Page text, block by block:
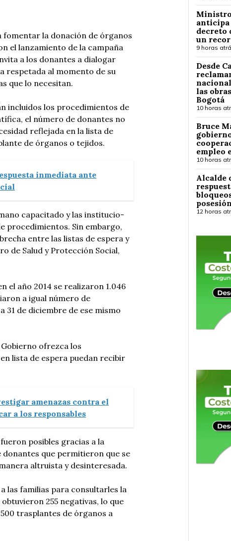
fomentar la donación de órganos
el lanzamiento de la campaña
a los donantes a dialogar
respetada al momento de su
que lo necesitan.
incluidos los procedimientos de
el número de donantes no
reflejada en la lista de
de órganos o tejidos.
inmediata ante
capacitado y las institucio-
procedimientos. Sin embargo,
entre las listas de espera y
de Salud y Protección Social,
el año 2014 se realizaron 1.046
a igual número de
31 de diciembre de ese mismo
ofrezca los
lista de espera puedan recibir
amenazas contra el
a los responsables
posibles gracias a la
que permitieron que se
altruista y desinteresada.
las familias para consultarles la
255 negativas, lo que
trasplantes de órganos a
decreto
un
9 horas
Desde
las
Bogotá
10 horas
Bruce
empleo
10 horas
Alcalde
12 horas